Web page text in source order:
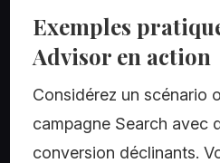
Exemples
Advisor en action
Considérez un scénario
campagne Search avec
conversion déclinants.